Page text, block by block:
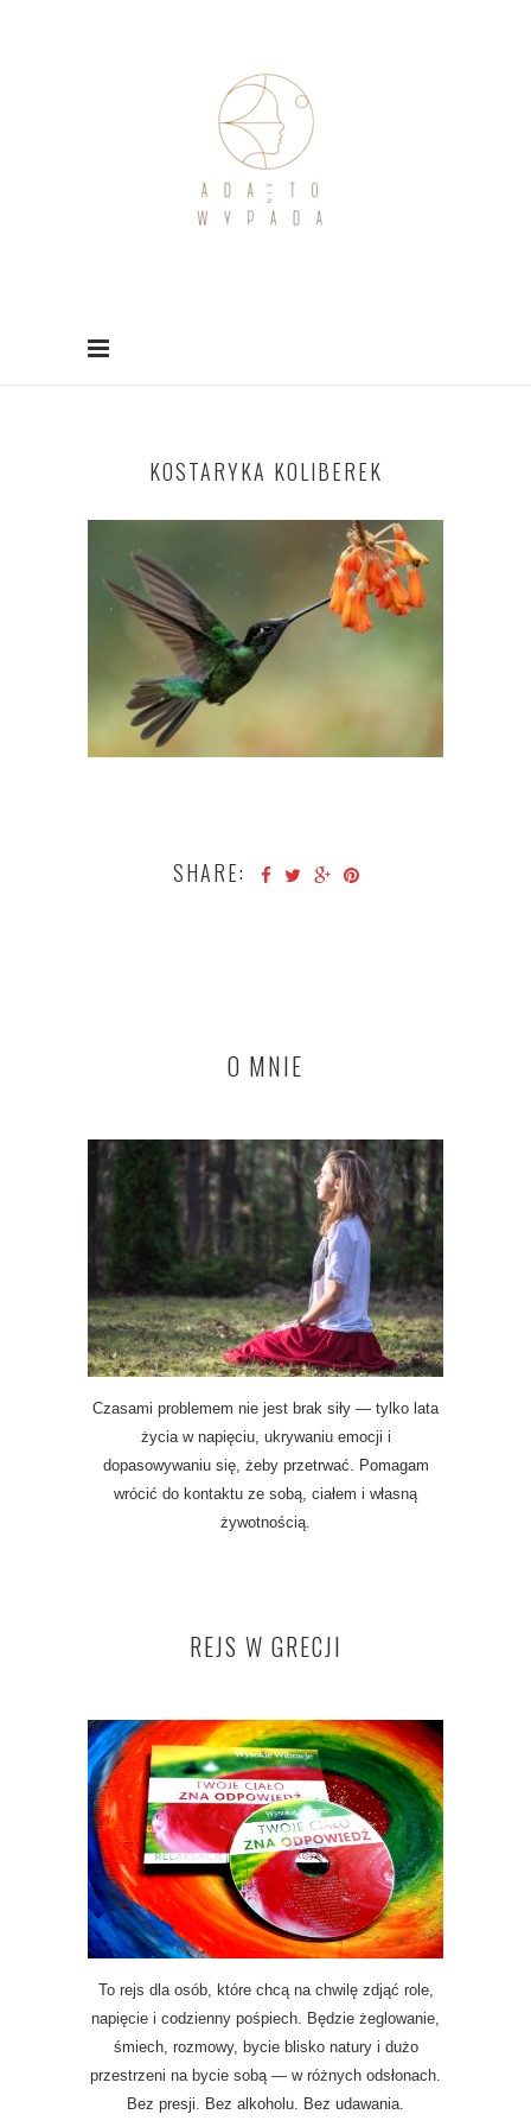
KOSTARYKA KOLIBEREK
SHARE:
O MNIE
Czasami problemem nie jest brak siły — tylko lata
życia w napięciu, ukrywaniu emocji i
dopasowywaniu się, żeby przetrwać. Pomagam
wrócić do kontaktu ze sobą, ciałem i własną
żywotnością.
REJS W GRECJI
To rejs dla osób, które chcą na chwilę zdjąć role,
napięcie i codzienny pośpiech. Będzie żeglowanie,
śmiech, rozmowy, bycie blisko natury i dużo
przestrzeni na bycie sobą — w różnych odsłonach.
Bez presji. Bez alkoholu. Bez udawania.